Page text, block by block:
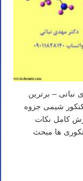
نباتی – برترین
شیمی جزوه
کامل نکات
ها مبحث